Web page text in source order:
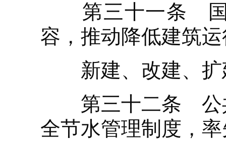
第三十一条 国
容，推动降低建筑
新建、改建、扩
第三十二条 公共
全节水管理制度，